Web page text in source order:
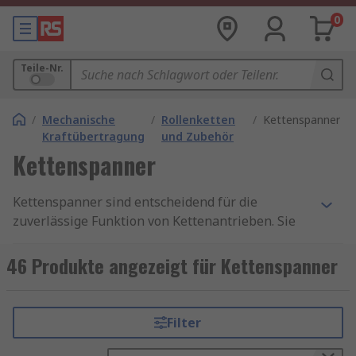
0
Teile-Nr.
/ Mechanische
Kraftübertragung
/ Rollenketten
und Zubehör
/ Kettenspanner
Kettenspanner
Kettenspanner sind entscheidend für die
zuverlässige Funktion von Kettenantrieben. Sie
sorgen für einen gleichmäßigen Lauf. Ohne sie
kann es zu Leistungsverlust, erhöhtem
Hauptaufgabe besteht darin, die Kette
automatisch oder manuell nachzuspannen,
46 Produkte angezeigt für Kettenspanner
Filter